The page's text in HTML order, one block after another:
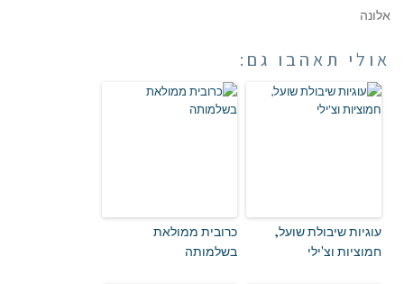
אלונה
אולי תאהבו גם:
עוגיות שיבולת שועל,
חמוציות וצ'ילי
כרובית ממולאת
בשלמותה